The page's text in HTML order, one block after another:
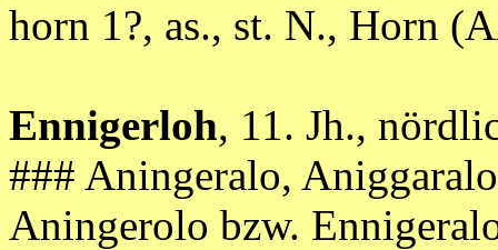
horn 1?, as., st. N., Horn
Ennigerloh, 11. Jh.,
### Aningeralo,
Aningerolo bzw.